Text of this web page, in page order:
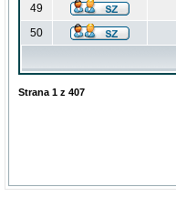
49
50
Strana 1 z 407